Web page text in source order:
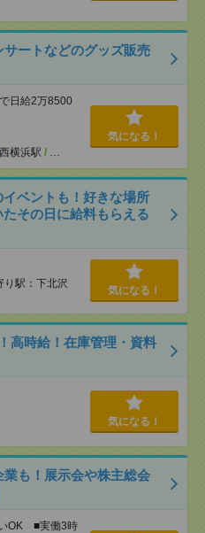
ートなどのグッズ販売
日給2万8500
西横浜駅 / …
気になる！
ベントも！好きな場所
その日に給料もらえる
り駅：下北沢
気になる！
高時給！在庫管理・資料
気になる！
も！展示会や株主総会
OK ■実働3時